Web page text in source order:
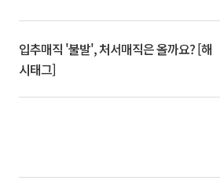
입추매직 '불발', 처서매직은 올까요? [해
시태그]